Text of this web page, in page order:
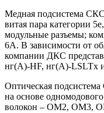
Медная подсистема
витая пара категории
модульные разъемы;
6А. В зависимости от
компании ДКС
нг(А)-HF, нг(А)-LSLTx
Оптическая
на основе
волокон – OM2, OM3,